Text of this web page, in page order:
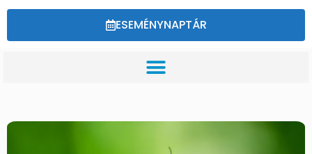
ESEMÉNYNAPTÁR